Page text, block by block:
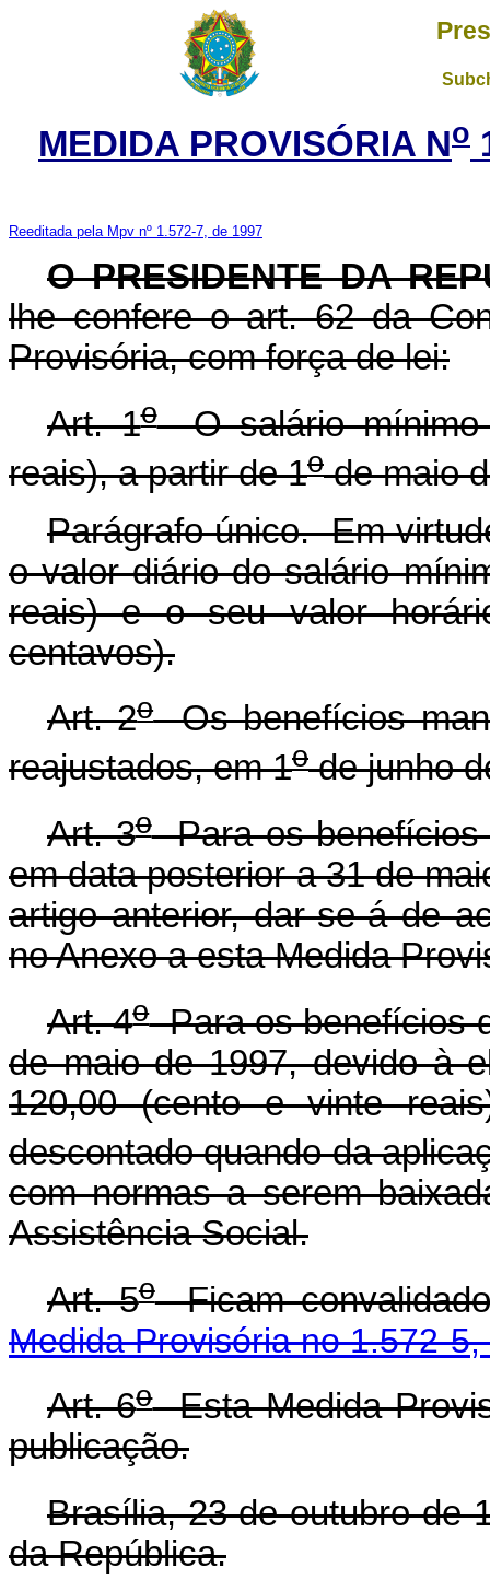
MEDIDA PROVISÓRIA No
Reeditada pela Mpv nº 1.572-7, de 1997
O PRESIDENTE DA
lhe confere o art. 62 da
Provisória, com força de lei:
Art. 1oO salário mínimo
reais), a partir de 1ode maio
Parágrafo único. Em
o valor diário do salário
reais) e o seu valor
centavos).
Art. 2oOs benefícios
reajustados, em 1ode junho
Art. 3oPara os benefícios
em data posterior a 31 de
artigo anterior, dar-se-á de
no Anexo a esta Medida
Art. 4oPara os benefícios
de maio de 1997, devido à
120,00 (cento e vinte
descontado quando da
com normas a serem
Assistência Social.
Art. 5oFicam
Medida Provisória no 1.572-
Art. 6oEsta Medida
publicação.
Brasília, 23 de outubro de
da República.